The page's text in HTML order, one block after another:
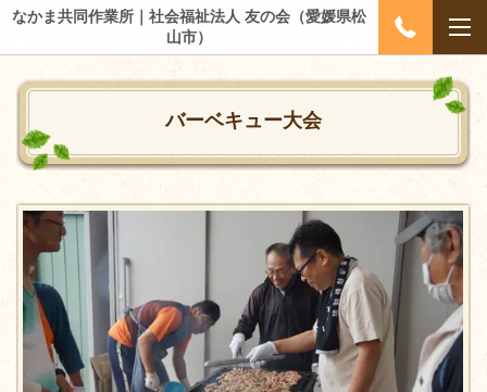
なかま共同作業所｜社会福祉法人 友の会（愛媛県松
山市）
バーベキュー大会